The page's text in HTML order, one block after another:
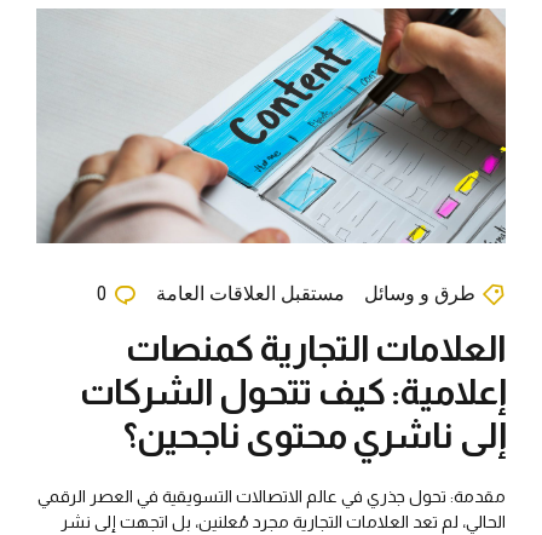
طرق و وسائل مستقبل العلاقات العامة 0
العلامات التجارية كمنصات
إعلامية: كيف تتحول الشركات
إلى ناشري محتوى ناجحين؟
مقدمة: تحول جذري في عالم الاتصالات التسويقية في العصر الرقمي
الحالي، لم تعد العلامات التجارية مجرد مُعلنين، بل اتجهت إلى نشر